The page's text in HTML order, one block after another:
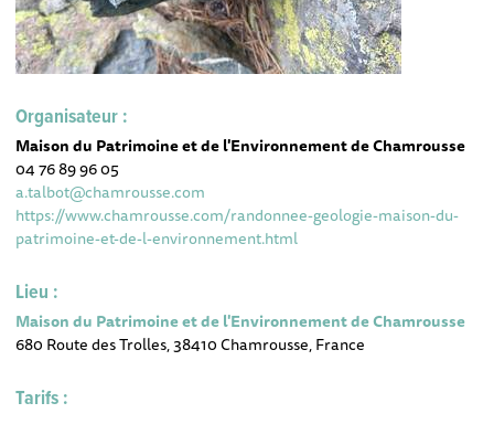
Organisateur :
Maison du Patrimoine et de l'Environnement de Chamrousse
04 76 89 96 05
a.talbot@chamrousse.com
https://www.chamrousse.com/randonnee-geologie-maison-du-
patrimoine-et-de-l-environnement.html
Lieu :
Maison du Patrimoine et de l'Environnement de Chamrousse
680 Route des Trolles, 38410 Chamrousse, France
Tarifs :